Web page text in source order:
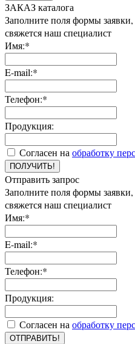
ЗАКАЗ каталога
Заполните поля формы
свяжется наш специалист
Имя:*
E-mail:*
Телефон:*
Продукция:
Согласен на обработку
ПОЛУЧИТЬ!
Отправить запрос
Заполните поля формы
свяжется наш специалист
Имя:*
E-mail:*
Телефон:*
Продукция:
Согласен на обработку
ОТПРАВИТЬ!